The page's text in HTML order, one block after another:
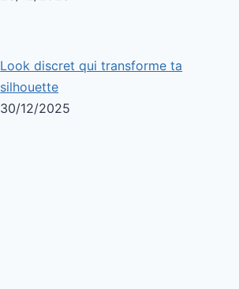
Look discret qui transforme ta
silhouette
30/12/2025